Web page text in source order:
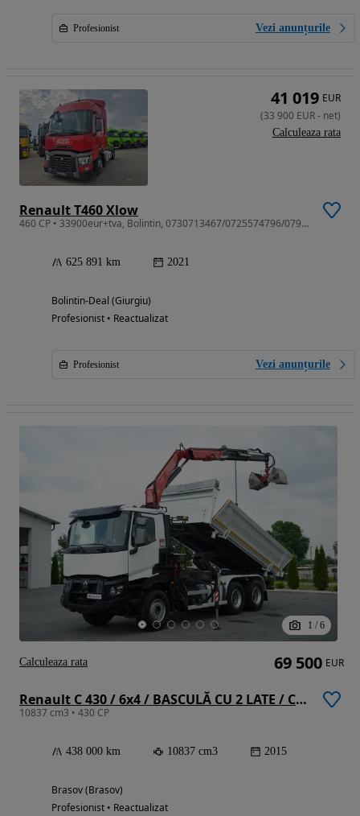
Profesionist Vezi anunțurile
Renault T460 Xlow
460 CP • 33900eur+tva, Bolintin, 0730713467/0725574796/0790826175/0726122423
625 891 km 2021
Bolintin-Deal (Giurgiu)
Profesionist • Reactualizat
Profesionist Vezi anunțurile
41 019 EUR
(33 900 EUR- net)
Calculeaza rata
1 / 6
Renault C 430 / 6x4 / BASCULĂ CU 2 LATE / CUPLĂ HIDRAULICĂ + FASSI F155.A0.22 HDS / RADIOCOMANDĂ / ROTATOARE / CUPĂ / EURO 6 /
10837 cm3 • 430 CP
438 000 km 10837 cm3 2015
Brasov (Brasov)
Profesionist • Reactualizat
69 500 EUR
Calculeaza rata